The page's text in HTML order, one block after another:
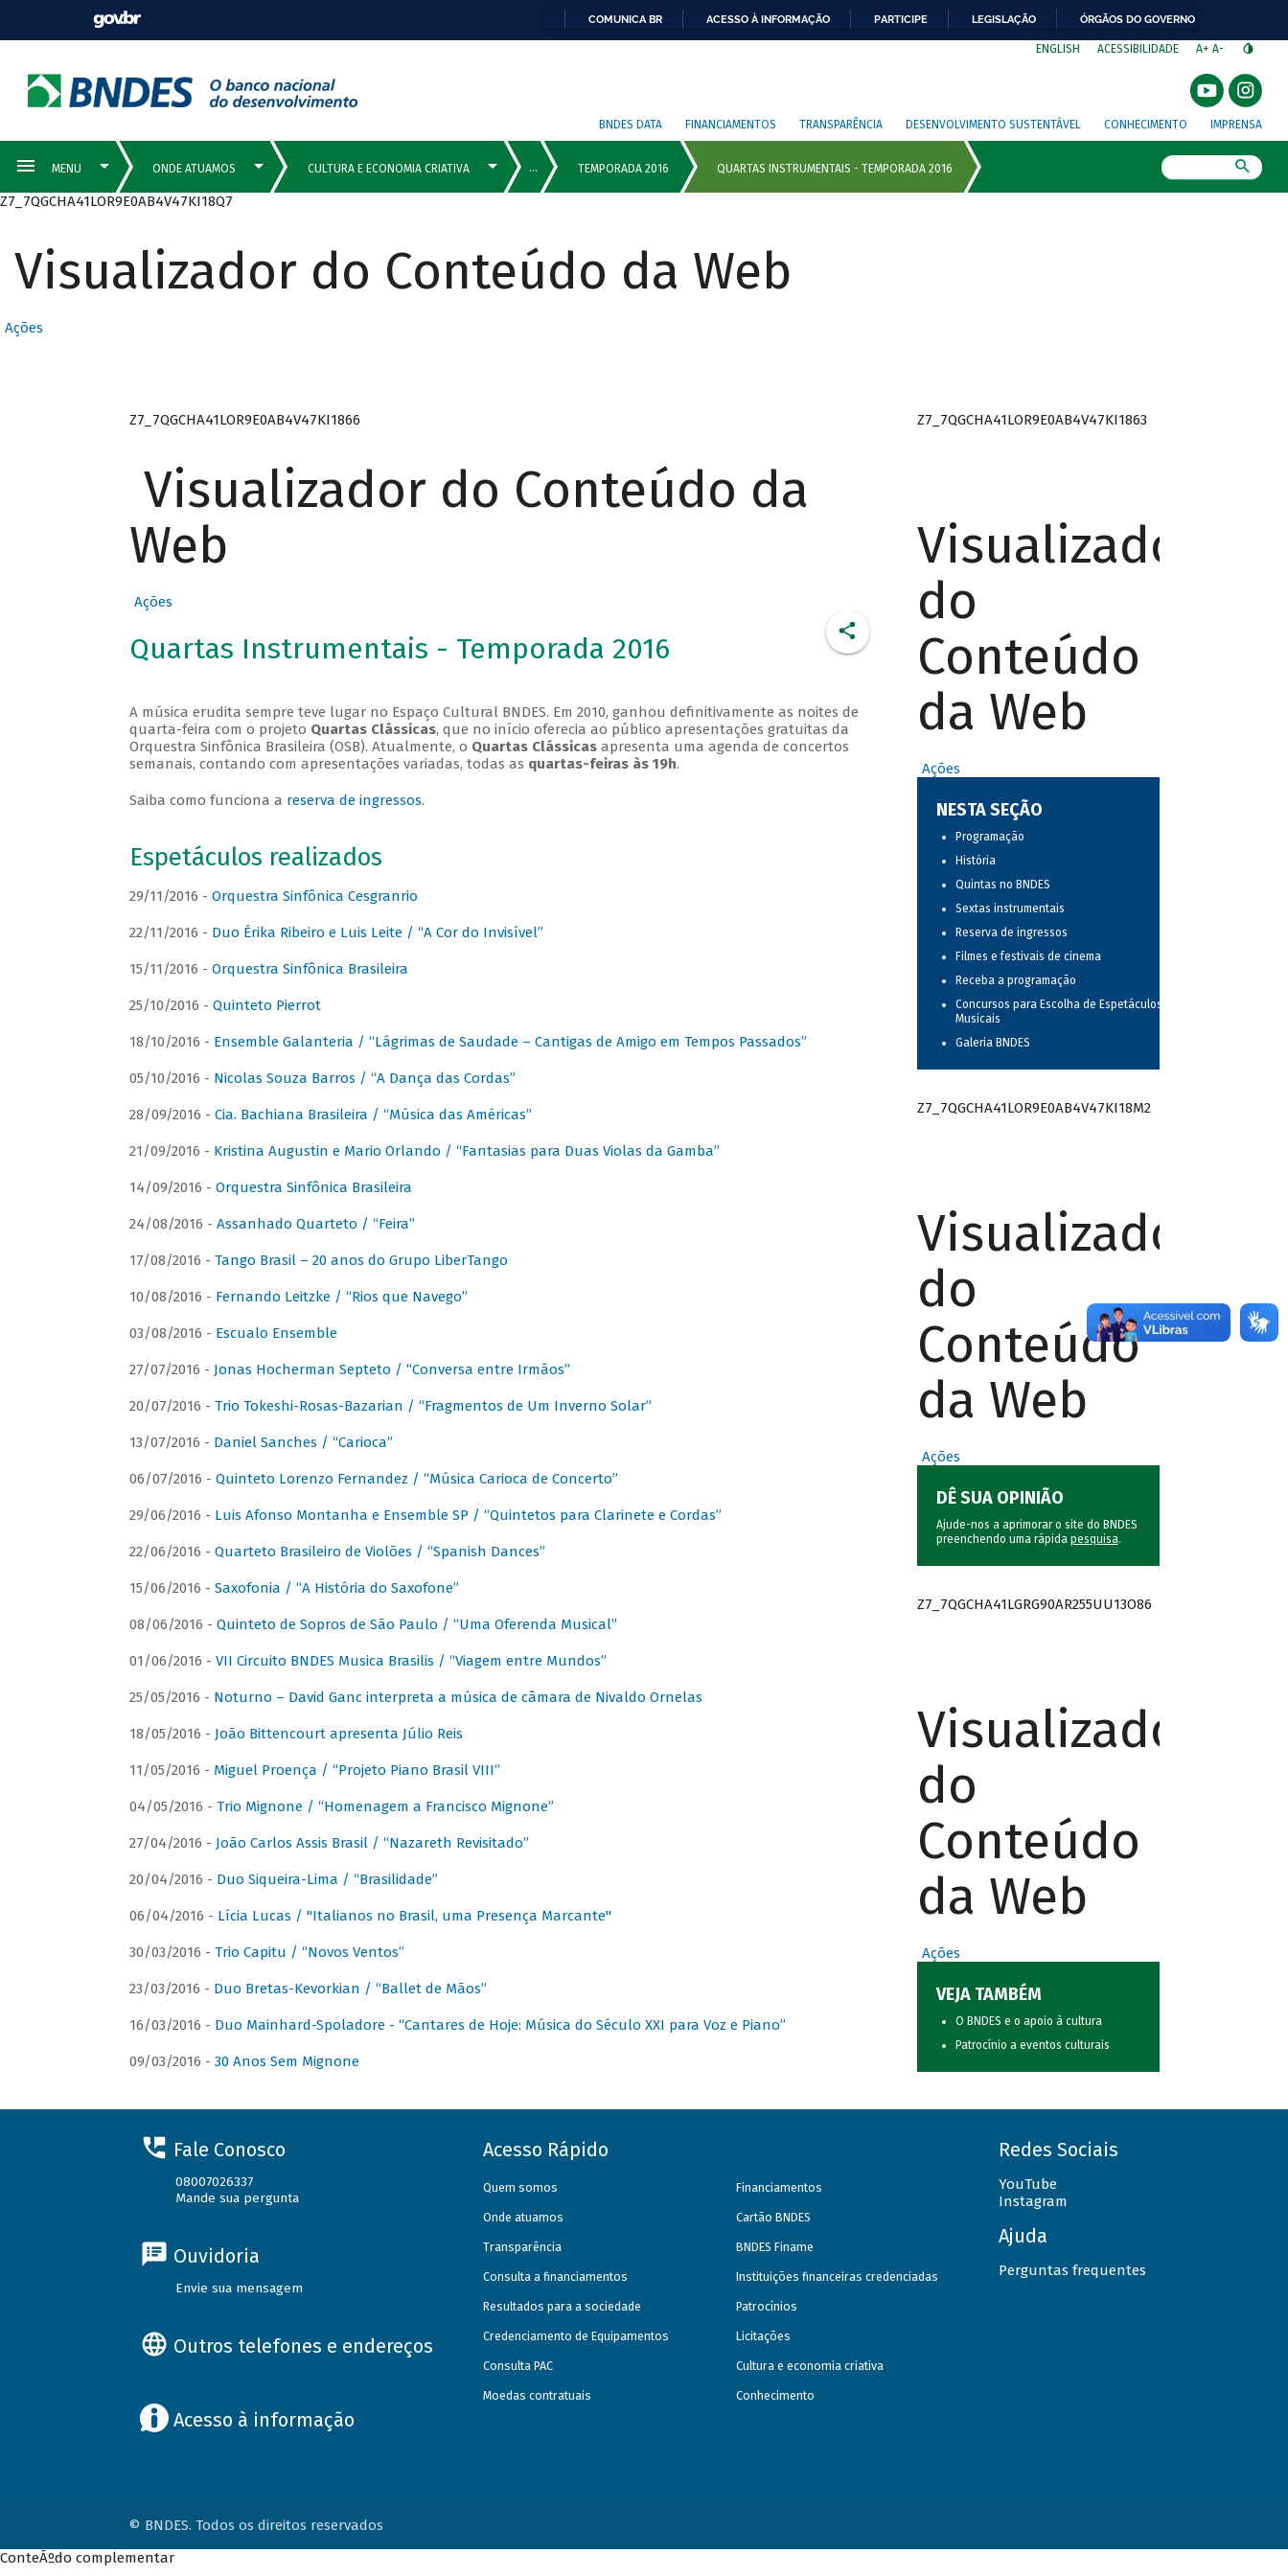
COMUNICA BR ACESSO À INFORMAÇÃO PARTICIPE LEGISLAÇÃO ÓRGÃOS DO GOVERNO
ENGLISH ACESSIBILIDADE A+ A-
BNDES DATA FINANCIAMENTOS TRANSPARÊNCIA DESENVOLVIMENTO SUSTENTÁVEL CONHECIMENTO IMPRENSA
Z7_7QGCHA41LOR9E0AB4V47KI18Q7
Visualizador do Conteúdo da Web
Ações
Z7_7QGCHA41LOR9E0AB4V47KI1866
Visualizador do Conteúdo da
Web
Ações
Quartas Instrumentais - Temporada 2016
A música erudita sempre teve lugar no Espaço Cultural BNDES. Em 2010, ganhou definitivamente as noites de
quarta-feira com o projeto Quartas Clássicas, que no início oferecia ao público apresentações gratuitas da
Orquestra Sinfônica Brasileira (OSB). Atualmente, o Quartas Clássicasapresenta uma agenda de concertos
semanais, contando com apresentações variadas, todas as quartas-feiras às 19h.
Saiba como funciona a reserva de ingressos.
Espetáculos realizados
29/11/2016 - Orquestra Sinfônica Cesgranrio
22/11/2016 - Duo Érika Ribeiro e Luis Leite / “A Cor do Invisível”
15/11/2016 - Orquestra Sinfônica Brasileira
25/10/2016 - Quinteto Pierrot
18/10/2016 - Ensemble Galanteria / “Lágrimas de Saudade – Cantigas de Amigo em Tempos Passados”
05/10/2016 - Nicolas Souza Barros / “A Dança das Cordas”
28/09/2016 - Cia. Bachiana Brasileira / “Música das Américas”
21/09/2016 - Kristina Augustin e Mario Orlando / “Fantasias para Duas Violas da Gamba”
14/09/2016 - Orquestra Sinfônica Brasileira
24/08/2016 - Assanhado Quarteto / “Feira”
17/08/2016 - Tango Brasil – 20 anos do Grupo LiberTango
10/08/2016 - Fernando Leitzke / “Rios que Navego”
03/08/2016 - Escualo Ensemble
27/07/2016 - Jonas Hocherman Septeto / “Conversa entre Irmãos”
20/07/2016 - Trio Tokeshi-Rosas-Bazarian / “Fragmentos de Um Inverno Solar”
13/07/2016 - Daniel Sanches / “Carioca”
06/07/2016 - Quinteto Lorenzo Fernandez / “Música Carioca de Concerto”
29/06/2016 - Luis Afonso Montanha e Ensemble SP / “Quintetos para Clarinete e Cordas”
22/06/2016 - Quarteto Brasileiro de Violões / “Spanish Dances”
15/06/2016 - Saxofonia / “A História do Saxofone”
08/06/2016 - Quinteto de Sopros de São Paulo / “Uma Oferenda Musical”
01/06/2016 - VII Circuito BNDES Musica Brasilis / “Viagem entre Mundos”
25/05/2016 - Noturno – David Ganc interpreta a música de câmara de Nivaldo Ornelas
18/05/2016 - João Bittencourt apresenta Júlio Reis
11/05/2016 - Miguel Proença / “Projeto Piano Brasil VIII”
04/05/2016 - Trio Mignone / “Homenagem a Francisco Mignone”
27/04/2016 - João Carlos Assis Brasil / “Nazareth Revisitado”
20/04/2016 - Duo Siqueira-Lima / “Brasilidade”
06/04/2016 - Lícia Lucas / "Italianos no Brasil, uma Presença Marcante"
30/03/2016 - Trio Capitu / “Novos Ventos”
23/03/2016 - Duo Bretas-Kevorkian / “Ballet de Mãos”
16/03/2016 - Duo Mainhard-Spoladore - “Cantares de Hoje: Música do Século XXI para Voz e Piano”
09/03/2016 - 30 Anos Sem Mignone
Z7_7QGCHA41LOR9E0AB4V47KI1863
Visualizador
do
Conteúdo
da Web
Ações
NESTA SEÇÃO
Programação
História
Quintas no BNDES
Sextas instrumentais
Reserva de ingressos
Filmes e festivais de cinema
Receba a programação
Concursos para Escolha de Espetáculos
Musicais
Galeria BNDES
Z7_7QGCHA41LOR9E0AB4V47KI18M2
Visualizador
do
Conteúdo
da Web
Ações
DÊ SUA OPINIÃO
Ajude-nos a aprimorar o site do BNDES
preenchendo uma rápida pesquisa.
Z7_7QGCHA41LGRG90AR255UU13O86
Visualizador
do
Conteúdo
da Web
Ações
VEJA TAMBÉM
O BNDES e o apoio à cultura
Patrocínio a eventos culturais
Fale Conosco
08007026337
Mande sua pergunta
Ouvidoria
Envie sua mensagem
Outros telefones e endereços
Acesso à informação
Acesso Rápido
Quem somos
Onde atuamos
Transparência
Consulta a financiamentos
Resultados para a sociedade
Credenciamento de Equipamentos
Consulta PAC
Moedas contratuais
Financiamentos
Cartão BNDES
BNDES Finame
Instituições financeiras credenciadas
Patrocínios
Licitações
Cultura e economia criativa
Conhecimento
Redes Sociais
YouTube
Instagram
Ajuda
Perguntas frequentes
© BNDES. Todos os direitos reservados
ConteÃºdo complementar